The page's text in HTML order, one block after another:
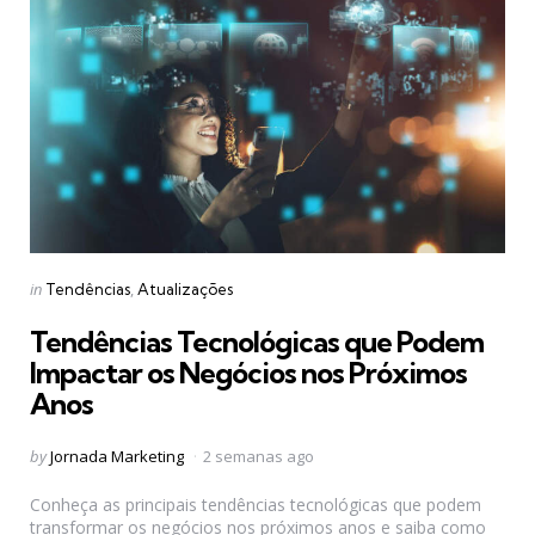
Categories
Posted
in Tendências Atualizações
Tendências Tecnológicas que Podem
Impactar os Negócios nos Próximos
Anos
Posted
byJornada Marketing 2 semanas ago
Conheça as principais tendências tecnológicas que podem
transformar os negócios nos próximos anos e saiba como